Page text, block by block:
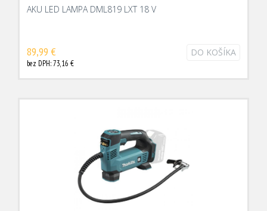
AKU LED LAMPA DML819 LXT 18 V
89,99 €
bez DPH: 73,16 €
DO KOŠÍKA